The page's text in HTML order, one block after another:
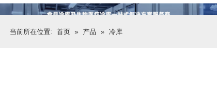
当前所在位置: 首页 » 产品 » 冷库